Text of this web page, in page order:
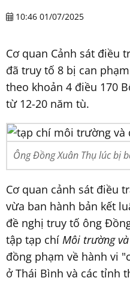
10:46 01/07/2025
Cơ quan Cảnh sát điều
đã truy tố 8 bị can
theo khoản 4 điều 170
từ 12-20 năm tù.
Ông Đồng Xuân Thụ lúc bị
Cơ quan cảnh sát điều
vừa ban hành bản kết
đề nghị truy tố ông
tập tạp chí Môi trường
đồng phạm về hành vi
ở Thái Bình và các tỉnh